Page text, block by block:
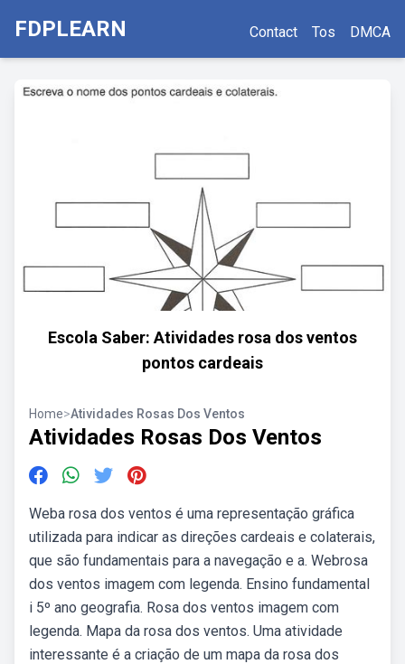
FDPLEARN Contact Tos DMCA
Escola Saber: Atividades rosa dos ventos
pontos cardeais
Home>Atividades Rosas Dos Ventos
Atividades Rosas Dos Ventos
Weba rosa dos ventos é uma representação gráfica
utilizada para indicar as direções cardeais e colaterais,
que são fundamentais para a navegação e a. Webrosa
dos ventos imagem com legenda. Ensino fundamental
i 5º ano geografia. Rosa dos ventos imagem com
legenda. Mapa da rosa dos ventos. Uma atividade
interessante é a criação de um mapa da rosa dos